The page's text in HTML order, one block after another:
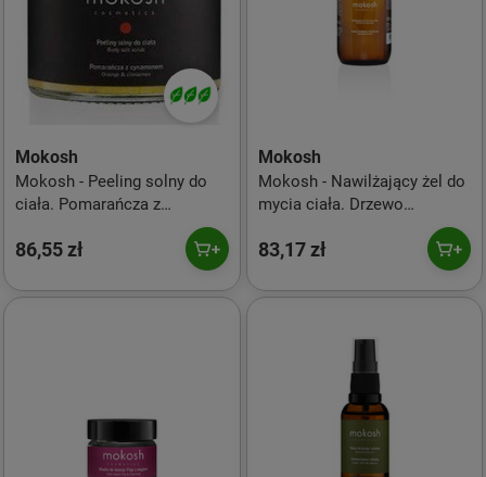
Mokosh
Mokosh - Peeling solny do
ciała. Pomarańcza z
86,55 zł
Mokosh
Mokosh - Nawilżający żel do
mycia ciała. Drzewo
sandałowe z bursztynem -
500 g
83,17 zł